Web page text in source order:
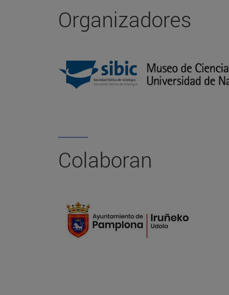
Organizadores
Colaboran